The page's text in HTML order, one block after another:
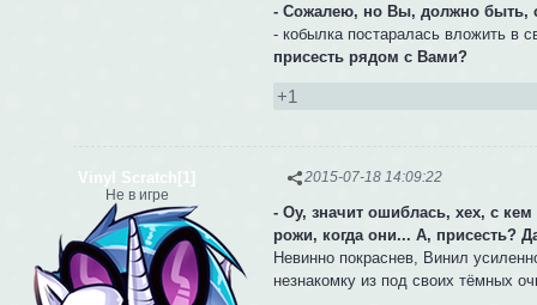
- Сожалею, но Вы, должно быть,
- кобылка постаралась вложить в
присесть рядом с Вами?
+1
2015-07-18 14:09:22
Vinyl Scratch[1]
Не в игре
- Оу, значит ошиблась, хех, с кем
рожи, когда они... А, присесть?
Невинно покраснев, Винил
незнакомку из под своих тёмных